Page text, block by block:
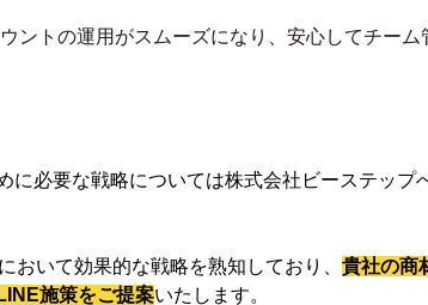
ントの運用がスムーズになり、安心してチーム
に必要な戦略については株式会社ビーステップ
おいて効果的な戦略を熟知しており、 貴社の商
施策をご提案いたします。